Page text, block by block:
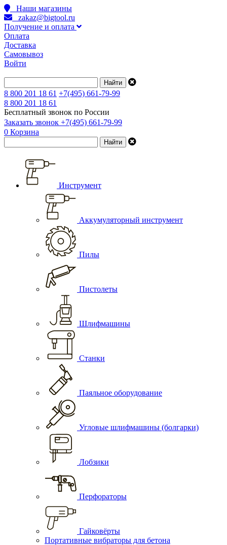
Наши магазины
zakaz@bigtool.ru
Получение и оплата
Оплата
Доставка
Самовывоз
Войти
8 800 201 18 61 +7(495) 661-79-99
8 800 201 18 61
Бесплатный звонок по России
Заказать звонок +7(495) 661-79-99
0 Корзина
Инструмент
Аккумуляторный инструмент
Пилы
Пистолеты
Шлифмашины
Станки
Паяльное оборудование
Угловые шлифмашины (болгарки)
Лобзики
Перфораторы
Гайковёрты
Портативные вибраторы для бетона